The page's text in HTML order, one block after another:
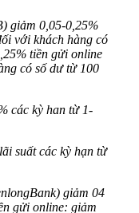
giảm 0,05-0,25%
với khách hàng có
tiền gửi online
có số dư từ 100
các kỳ han từ 1-
suất các kỳ hạn từ
giảm 04
gửi online: giảm